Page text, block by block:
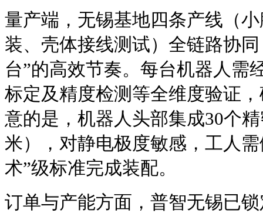
量产端，无锡基地四条产线（
装、壳体接线测试）全链路协
台”的高效节奏。每台机器人需
标定及精度检测等全维度验证
意的是，机器人头部集成30个
米），对静电极度敏感，工人
术”级标准完成装配。
订单与产能方面，普智无锡已